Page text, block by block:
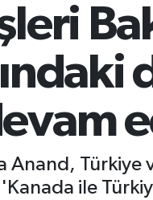
Anand,
ile